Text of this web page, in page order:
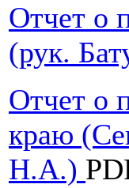
Отчет о
(рук.
Отчет о
краю
Н.А.)